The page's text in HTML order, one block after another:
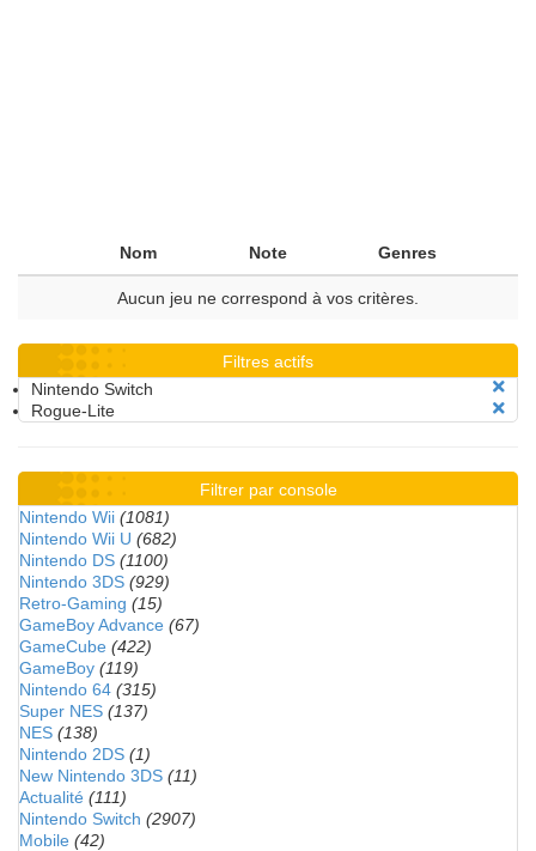
Nom Note Genres
Aucun jeu ne correspond à vos critères.
Filtres actifs
Nintendo Switch
Rogue-Lite
Filtrer par console
Nintendo Wii (1081)
Nintendo Wii U (682)
Nintendo DS (1100)
Nintendo 3DS (929)
Retro-Gaming (15)
GameBoy Advance (67)
GameCube (422)
GameBoy (119)
Nintendo 64 (315)
Super NES (137)
NES (138)
Nintendo 2DS (1)
New Nintendo 3DS (11)
Actualité (111)
Nintendo Switch (2907)
Mobile (42)